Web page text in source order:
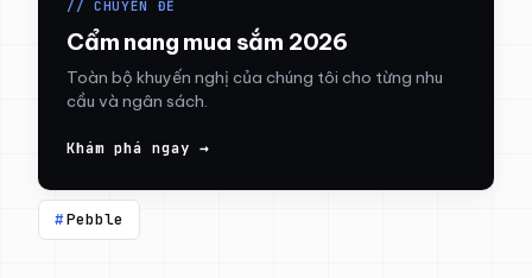
// CHUYÊN ĐỀ
Cẩm nang mua sắm 2026
Toàn bộ khuyến nghị của chúng tôi cho từng nhu
cầu và ngân sách.
Khám phá ngay →
Pebble